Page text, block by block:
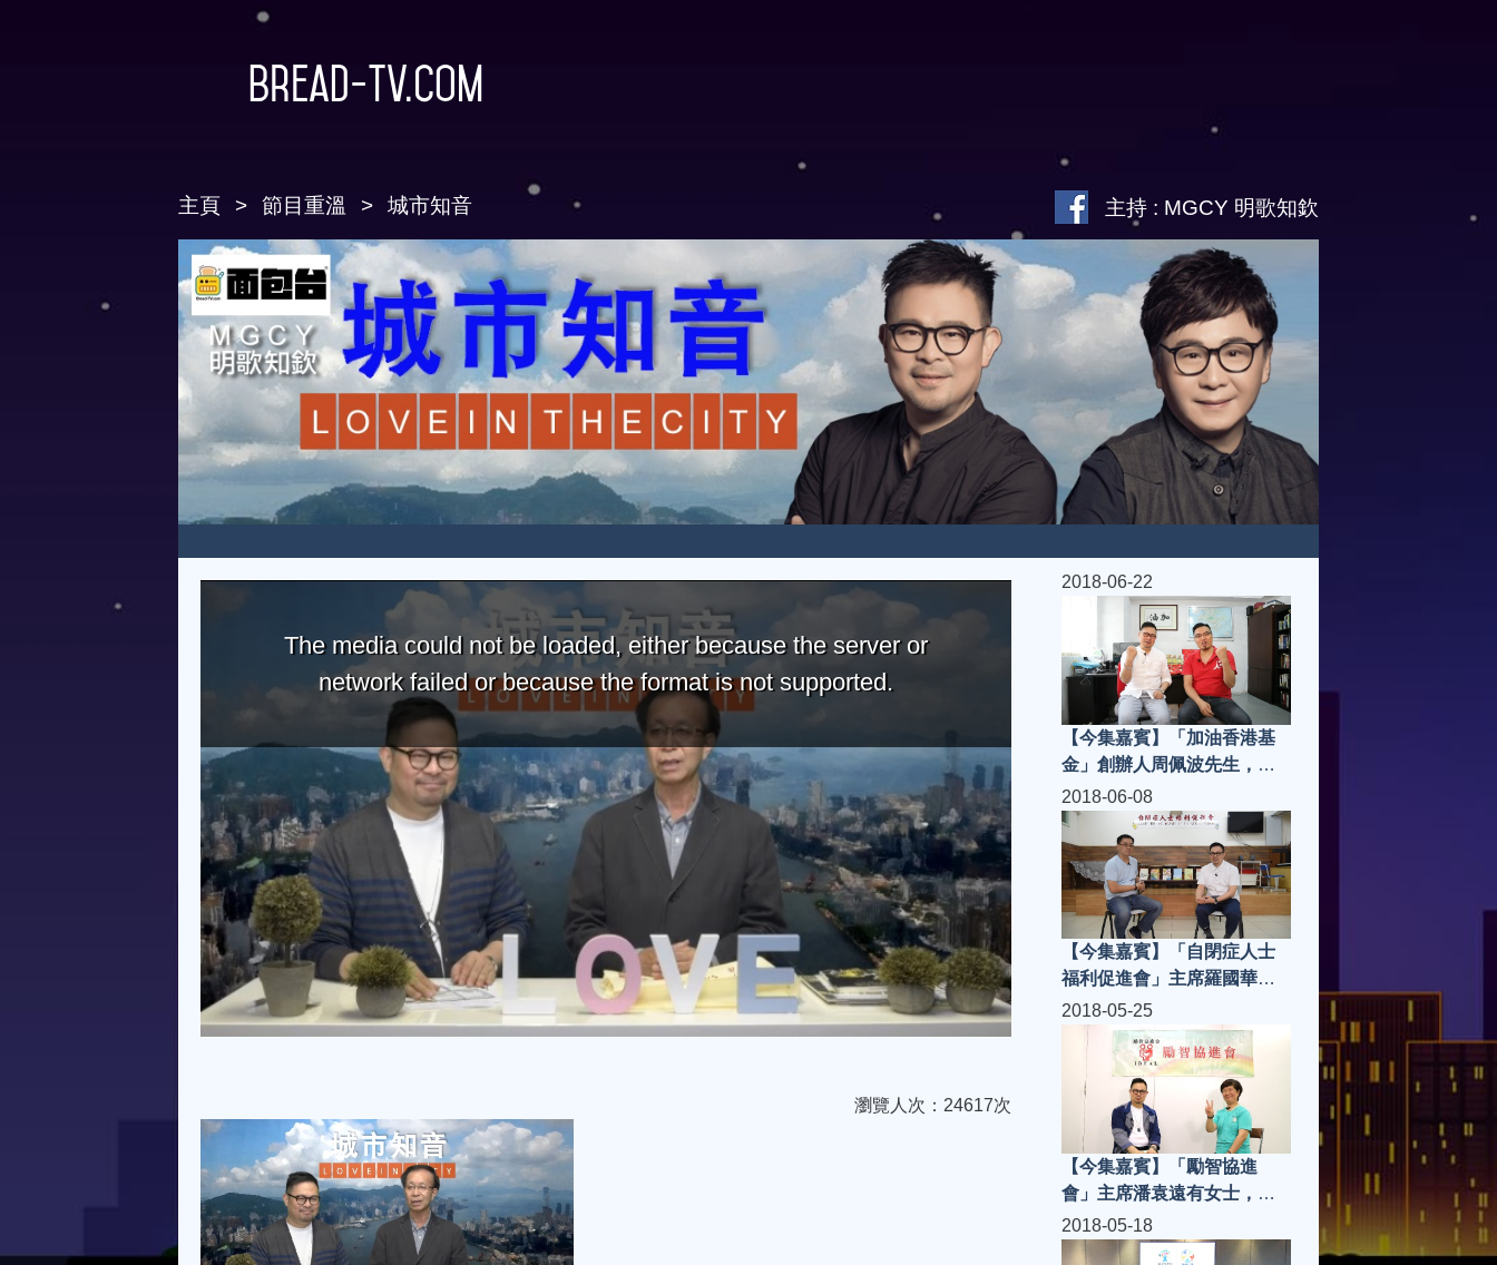
Bread-TV.com
主頁 節目重溫 城市知音 主持 : MGCY 明歌知欽
The media could not be loaded, either because the server or
network failed or because the format is not supported.
瀏覽人次：24617次
2018-06-22
【今集嘉賓】「加油香港基
金」創辦人周佩波先生，
「走肉。朋友」老闆 Joei |
城市知音 S3(第9集)
2018-06-08
【今集嘉賓】「自閉症人士
福利促進會」主席羅國華先
生，「THE JOOMAK」大廚
夏敬良師傅、PR 阿 PEN | 城
市知音 S3(第8集)
2018-05-25
【今集嘉賓】「勵智協進
會」主席潘袁遠有女士，
「膳心小館」經理聖子、
「香港防止虐待長者協會」
2018-05-18